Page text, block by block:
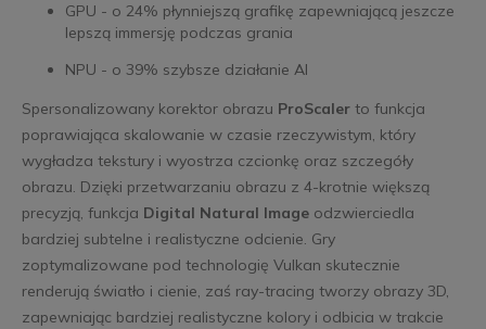
GPU - o 24% płynniejszą grafikę zapewniającą jeszcze
lepszą immersję podczas grania
NPU - o 39% szybsze działanie AI
Spersonalizowany korektor obrazu ProScalerto funkcja
poprawiająca skalowanie w czasie rzeczywistym, który
wygładza tekstury i wyostrza czcionkę oraz szczegóły
obrazu. Dzięki przetwarzaniu obrazu z 4-krotnie większą
precyzją, funkcja Digital Natural Imageodzwierciedla
bardziej subtelne i realistyczne odcienie. Gry
zoptymalizowane pod technologię Vulkan skutecznie
renderują światło i cienie, zaś ray-tracing tworzy obrazy 3D,
zapewniając bardziej realistyczne kolory i odbicia w trakcie